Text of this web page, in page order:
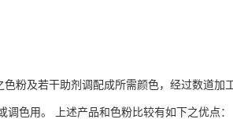
及若干助剂调配成所需颜色，经过数道加
色用。 上述产品和色粉比较有如下之优点：